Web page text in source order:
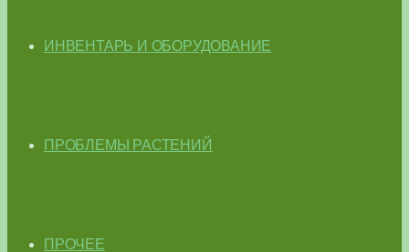
ИНВЕНТАРЬ И ОБОРУДОВАНИЕ
ПРОБЛЕМЫ РАСТЕНИЙ
ПРОЧЕЕ